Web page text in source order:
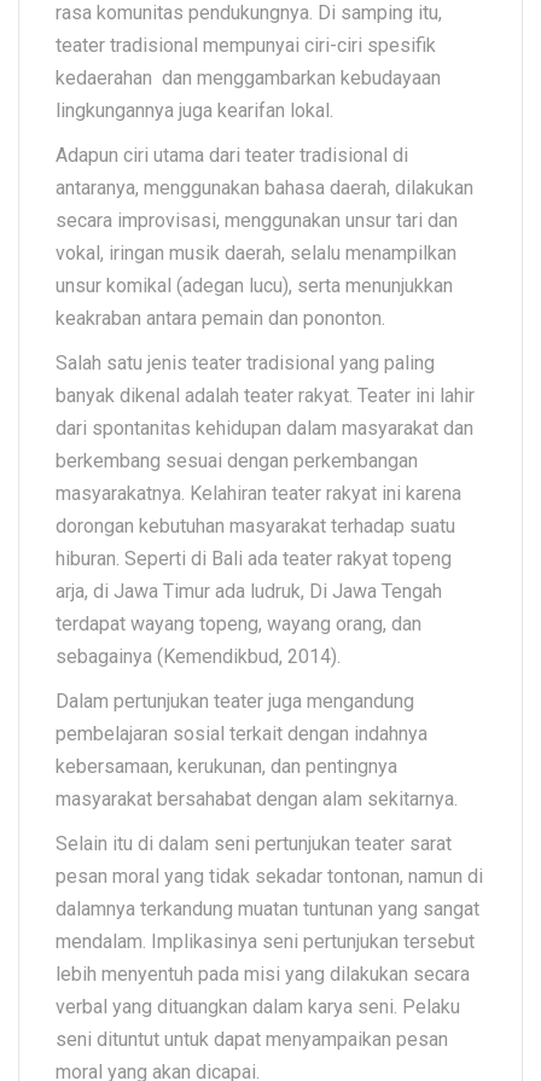
rasa komunitas pendukungnya. Di samping itu,
teater tradisional mempunyai ciri-ciri spesifik
kedaerahan dan menggambarkan kebudayaan
lingkungannya juga kearifan lokal.
Adapun ciri utama dari teater tradisional di
antaranya, menggunakan bahasa daerah, dilakukan
secara improvisasi, menggunakan unsur tari dan
vokal, iringan musik daerah, selalu menampilkan
unsur komikal (adegan lucu), serta menunjukkan
keakraban antara pemain dan pononton.
Salah satu jenis teater tradisional yang paling
banyak dikenal adalah teater rakyat. Teater ini lahir
dari spontanitas kehidupan dalam masyarakat dan
berkembang sesuai dengan perkembangan
masyarakatnya. Kelahiran teater rakyat ini karena
dorongan kebutuhan masyarakat terhadap suatu
hiburan. Seperti di Bali ada teater rakyat topeng
arja, di Jawa Timur ada ludruk, Di Jawa Tengah
terdapat wayang topeng, wayang orang, dan
sebagainya (Kemendikbud, 2014).
Dalam pertunjukan teater juga mengandung
pembelajaran sosial terkait dengan indahnya
kebersamaan, kerukunan, dan pentingnya
masyarakat bersahabat dengan alam sekitarnya.
Selain itu di dalam seni pertunjukan teater sarat
pesan moral yang tidak sekadar tontonan, namun di
dalamnya terkandung muatan tuntunan yang sangat
mendalam. Implikasinya seni pertunjukan tersebut
lebih menyentuh pada misi yang dilakukan secara
verbal yang dituangkan dalam karya seni. Pelaku
seni dituntut untuk dapat menyampaikan pesan
moral yang akan dicapai.